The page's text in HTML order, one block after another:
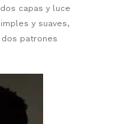
capas y luce
y suaves,
patrones